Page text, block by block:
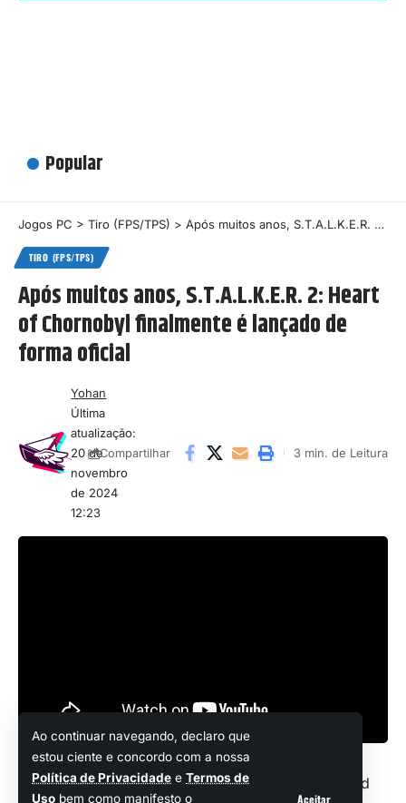
Ao continuar navegando, declaro que
estou ciente e concordo com a nossa
Política de Privacidade e Termos de
Uso bem como manifesto o Aceitar
Popular
Jogos PC > Tiro (FPS/TPS) > Após muitos anos, S.T.A.L.K.E.R. 2: Heart of Chornobyl finalmente é lançado de forma oficial
TIRO (FPS/TPS)
Após muitos anos, S.T.A.L.K.E.R. 2: Heart
of Chornobyl finalmente é lançado de
forma oficial
Última
atualização:
20 de
novembro
de 2024
12:23
Yohan
Compartilhar 3 min. de Leitura
Agora há pouco, a GSC Game World